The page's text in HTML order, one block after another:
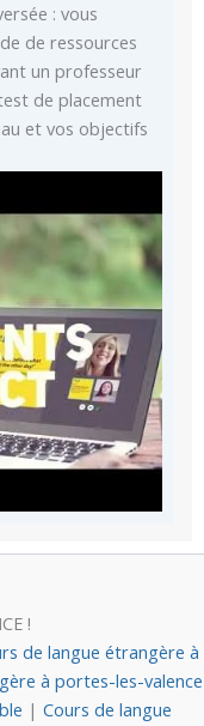
: vous
de ressources
un professeur
de placement
et vos objectifs
!
de langue étrangère à
à portes-les-valence
| Cours de langue